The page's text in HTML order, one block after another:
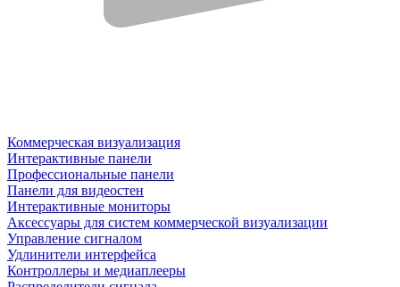
Коммерческая визуализация
Интерактивные панели
Профессиональные панели
Панели для видеостен
Интерактивные мониторы
Аксессуары для систем коммерческой визуализации
Управление сигналом
Удлинители интерфейса
Контроллеры и медиаплееры